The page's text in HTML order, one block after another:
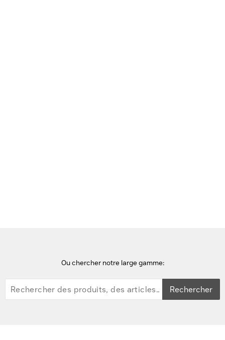
Ou chercher notre large gamme:
Rechercher